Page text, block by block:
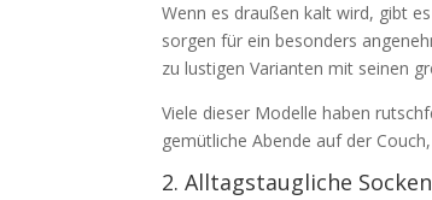
Wenn es draußen kalt wird, gibt
sorgen für ein besonders
zu lustigen Varianten mit seinen
Viele dieser Modelle haben
gemütliche Abende auf der
2. Alltagstaugliche